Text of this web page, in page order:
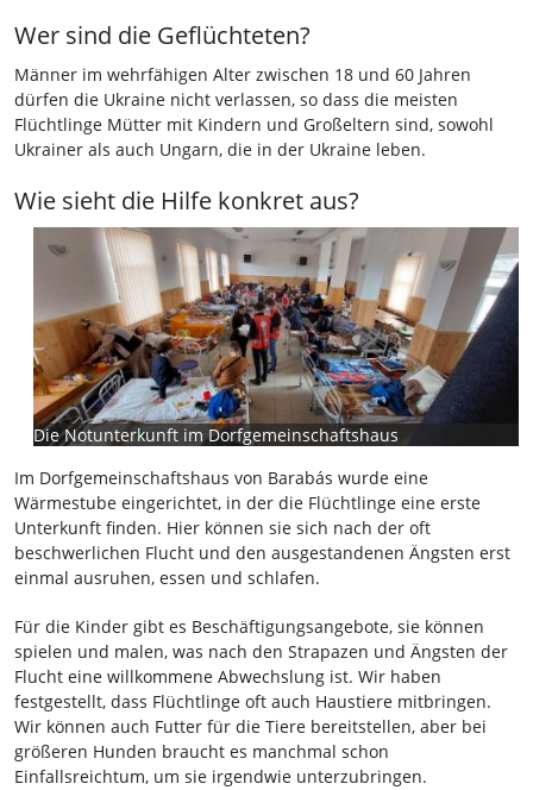
Wer sind die Geflüchteten?
Männer im wehrfähigen Alter zwischen 18 und 60 Jahren
dürfen die Ukraine nicht verlassen, so dass die meisten
Flüchtlinge Mütter mit Kindern und Großeltern sind, sowohl
Ukrainer als auch Ungarn, die in der Ukraine leben.
Wie sieht die Hilfe konkret aus?
Die Notunterkunft im Dorfgemeinschaftshaus
Im Dorfgemeinschaftshaus von Barabás wurde eine
Wärmestube eingerichtet, in der die Flüchtlinge eine erste
Unterkunft finden. Hier können sie sich nach der oft
beschwerlichen Flucht und den ausgestandenen Ängsten erst
einmal ausruhen, essen und schlafen.
Für die Kinder gibt es Beschäftigungsangebote, sie können
spielen und malen, was nach den Strapazen und Ängsten der
Flucht eine willkommene Abwechslung ist. Wir haben
festgestellt, dass Flüchtlinge oft auch Haustiere mitbringen.
Wir können auch Futter für die Tiere bereitstellen, aber bei
größeren Hunden braucht es manchmal schon
Einfallsreichtum, um sie irgendwie unterzubringen.